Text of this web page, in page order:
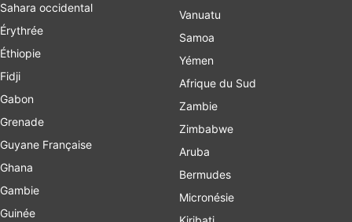
Sahara occidental
Érythrée
Éthiopie
Fidji
Gabon
Grenade
Guyane Française
Ghana
Gambie
Guinée
Vanuatu
Samoa
Yémen
Afrique du Sud
Zambie
Zimbabwe
Aruba
Bermudes
Micronésie